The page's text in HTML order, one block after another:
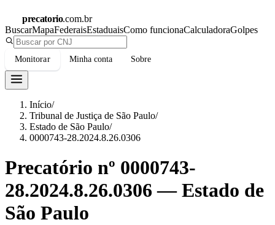
precatorio.com.br
BuscarMapaFederaisEstaduaisComo funcionaCalculadoraGolpes
Monitorar Minha conta Sobre
Início/
Tribunal de Justiça de São Paulo/
Estado de São Paulo/
0000743-28.2024.8.26.0306
Precatório nº 0000743-
28.2024.8.26.0306 —Estado de
São Paulo